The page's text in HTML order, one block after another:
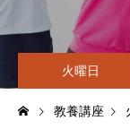
研修室2
火曜日
教養講座